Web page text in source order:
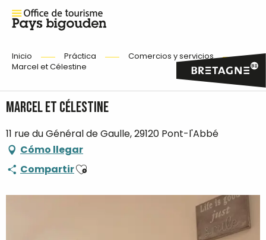
Inicio Práctica
Comercios y servicios
Marcel et Célestine
Marcel et Célestine
11 rue du Général de Gaulle, 29120 Pont-l'Abbé
Cómo llegar
CompartirAjouter aux favoris